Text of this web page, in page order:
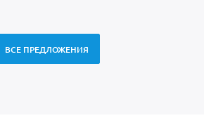
ВСЕ ПРЕДЛОЖЕНИЯ